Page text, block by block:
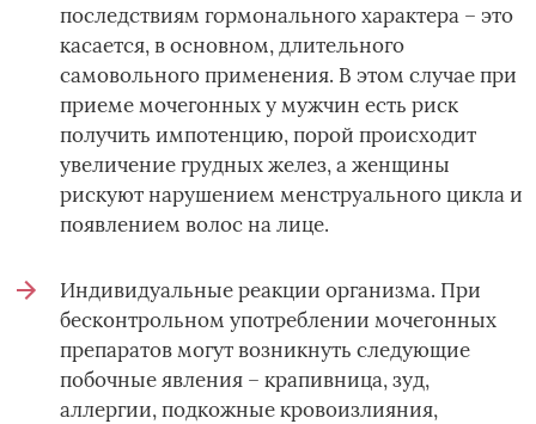
последствиям гормонального характера – это
касается, в основном, длительного
самовольного применения. В этом случае при
приеме мочегонных у мужчин есть риск
получить импотенцию, порой происходит
увеличение грудных желез, а женщины
рискуют нарушением менструального цикла и
появлением волос на лице.
Индивидуальные реакции организма. При
бесконтрольном употреблении мочегонных
препаратов могут возникнуть следующие
побочные явления – крапивница, зуд,
аллергии, подкожные кровоизлияния,